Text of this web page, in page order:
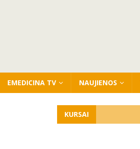
EMEDICINA TV NAUJIENOS
KURSAI